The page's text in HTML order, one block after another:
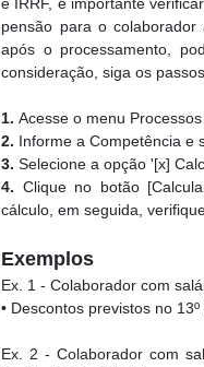
e IRRF, é importante
pensão para o
após o processamento,
consideração, siga os
1.Acesse o menu
2. Informe a Competência e
3. Selecione a opção '[x]
4. Clique no botão
cálculo, em seguida,
Exemplos
Ex. 1 - Colaborador com
• Descontos previstos no
Ex. 2 - Colaborador com